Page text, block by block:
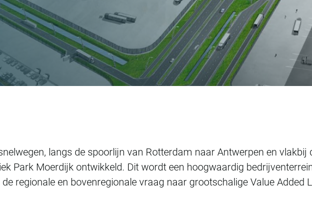
langs de spoorlijn van Rotterdam naar Antwerpen en vlakbij
Park Moerdijk ontwikkeld. Dit wordt een hoogwaardig
regionale en bovenregionale vraag naar grootschalige Value Added